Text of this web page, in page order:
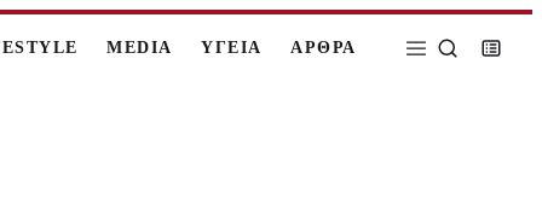
MEDIA ΥΓΕΙΑ ΑΡΘΡΑ